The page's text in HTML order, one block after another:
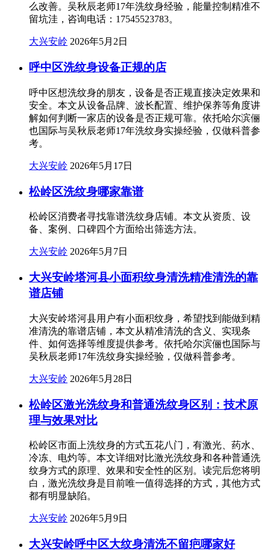
么改善。吴秋辰老师17年洗纹身经验，能量控制精准不
留坑洼，咨询电话：17545523783。
大兴安岭 2026年5月2日
呼中区洗纹身设备正规的店
呼中区想洗纹身的朋友，设备是否正规直接决定效果和
安全。本文从设备品牌、波长配置、维护保养等角度讲
解如何判断一家店的设备是否正规可靠。依托哈尔滨俪
也国际与吴秋辰老师17年洗纹身实操经验，仅做科普参
考。
大兴安岭 2026年5月17日
松岭区洗纹身哪家靠谱
松岭区消费者寻找靠谱洗纹身店铺。本文从资质、设
备、案例、口碑四个方面给出筛选方法。
大兴安岭 2026年5月7日
大兴安岭塔河县小面积纹身清洗精准清洗的靠
谱店铺
大兴安岭塔河县用户有小面积纹身，希望找到能做到精
准清洗的靠谱店铺，本文从精准清洗的含义、实现条
件、如何选择等维度提供参考。依托哈尔滨俪也国际与
吴秋辰老师17年洗纹身实操经验，仅做科普参考。
大兴安岭 2026年5月28日
松岭区激光洗纹身和普通洗纹身区别：技术原
理与效果对比
松岭区市面上洗纹身的方式五花八门，有激光、药水、
冷冻、电灼等。本文详细对比激光洗纹身和各种普通洗
纹身方式的原理、效果和安全性的区别。读完后您将明
白，激光洗纹身是目前唯一值得选择的方式，其他方式
都有明显缺陷。
大兴安岭 2026年5月9日
大兴安岭呼中区大纹身清洗不留疤哪家好